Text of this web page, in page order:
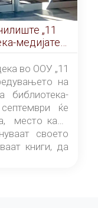
„11
медијатека
во ООУ „11
на
библиотека-
ќе
место каде
своето
книги, да